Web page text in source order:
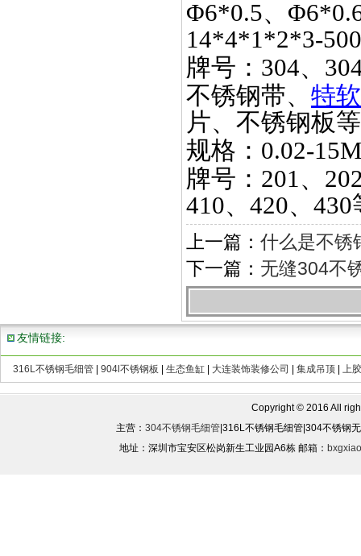
Φ6*0.5、
14*4*1*2*3-
牌号： 304、
不锈钢带、 特
片、不锈钢板
规格： 0.02-
牌号： 201、
410、420、430
上一篇： 什么是不
下一篇： 无缝304不
友情链接:
316L不锈钢毛细管| 904l不锈钢板 生态鱼缸| 大连装饰装修公司 集成吊顶| 上
Copyright © 2016 All
主营： 304不锈钢毛细管|316L不锈钢毛细管|304不锈钢
地址：深圳市宝安区松岗新生工业园A6栋 邮箱：